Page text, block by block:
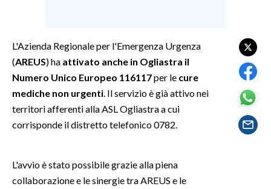
GOSSIP
SALUTE
SARDEGNA TURISMO
NOTIZIE
L'Azienda Regionale per l'Emergenza Urgenza
(AREUS) ha attivato anche in Ogliastra il
Numero Unico Europeo 116117per le cure
mediche non urgenti . Il servizio è già attivo nei
territori afferenti alla ASL Ogliastra a cui
corrisponde il distretto telefonico 0782.
L'avvio è stato possibile grazie alla piena
collaborazione e le sinergie tra AREUS e le